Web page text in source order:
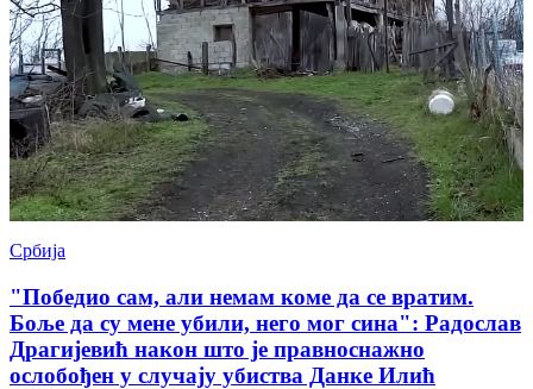
Србија
"Победио сам, али немам коме да се вратим.
Боље да су мене убили, него мог сина": Радослав
Драгијевић након што је правноснажно
ослобођен у случају убиства Данке Илић